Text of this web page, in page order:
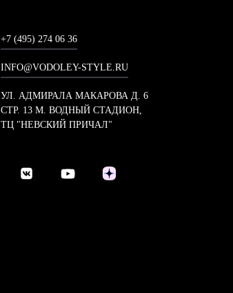
+7 (495) 274 06 36
INFO@VODOLEY-STYLE.RU
УЛ. АДМИРАЛА МАКАРОВА Д. 6
СТР. 13 М. ВОДНЫЙ СТАДИОН,
ТЦ "НЕВСКИЙ ПРИЧАЛ"